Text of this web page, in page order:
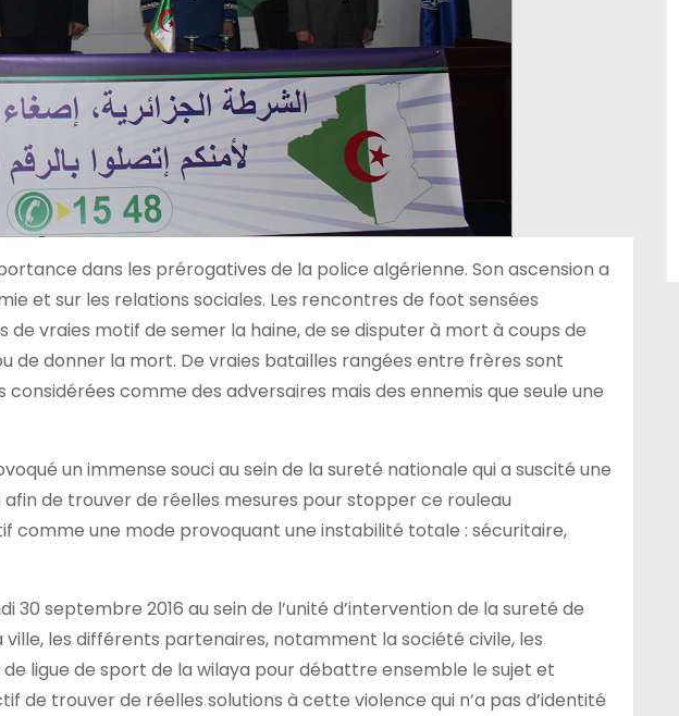
dans les prérogatives de la police algérienne. Son ascension a
et sur les relations sociales. Les rencontres de foot sensées
vraies motif de semer la haine, de se disputer à mort à coups de
de donner la mort. De vraies batailles rangées entre frères sont
comme des adversaires mais des ennemis que seule une
un immense souci au sein de la sureté nationale qui a suscité une
de trouver de réelles mesures pour stopper ce rouleau
comme une mode provoquant une instabilité totale : sécuritaire,
30 septembre 2016 au sein de l’unité d’intervention de la sureté de
les différents partenaires, notamment la société civile, les
ligue de sport de la wilaya pour débattre ensemble le sujet et
de trouver de réelles solutions à cette violence qui n’a pas d’identité